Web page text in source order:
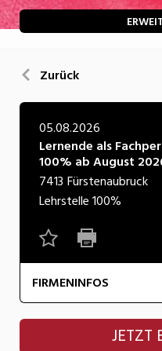
Handwerk/Technik
Kultur
Natur
Verkehr/Logistik
Wirtschaft/
Zurück
05.08.2026
Lernende als
100% ab August
7413 Fürstenaubruck
Lehrstelle100%
FIRMENINFOS
Haus Viadi
JETZT